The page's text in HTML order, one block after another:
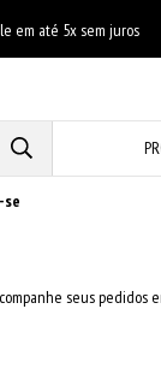
em até 5x sem juros
seus pedidos